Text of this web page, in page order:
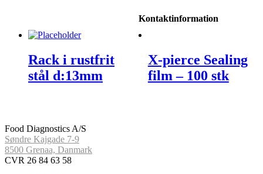
Rack i rustfrit
stål d:13mm
X-pierce Sealing
film – 100 stk
Kontaktinformation
Food Diagnostics A/S
Søndre Kajgade 7-9
8500 Grenaa, Danmark
CVR 26 84 63 58